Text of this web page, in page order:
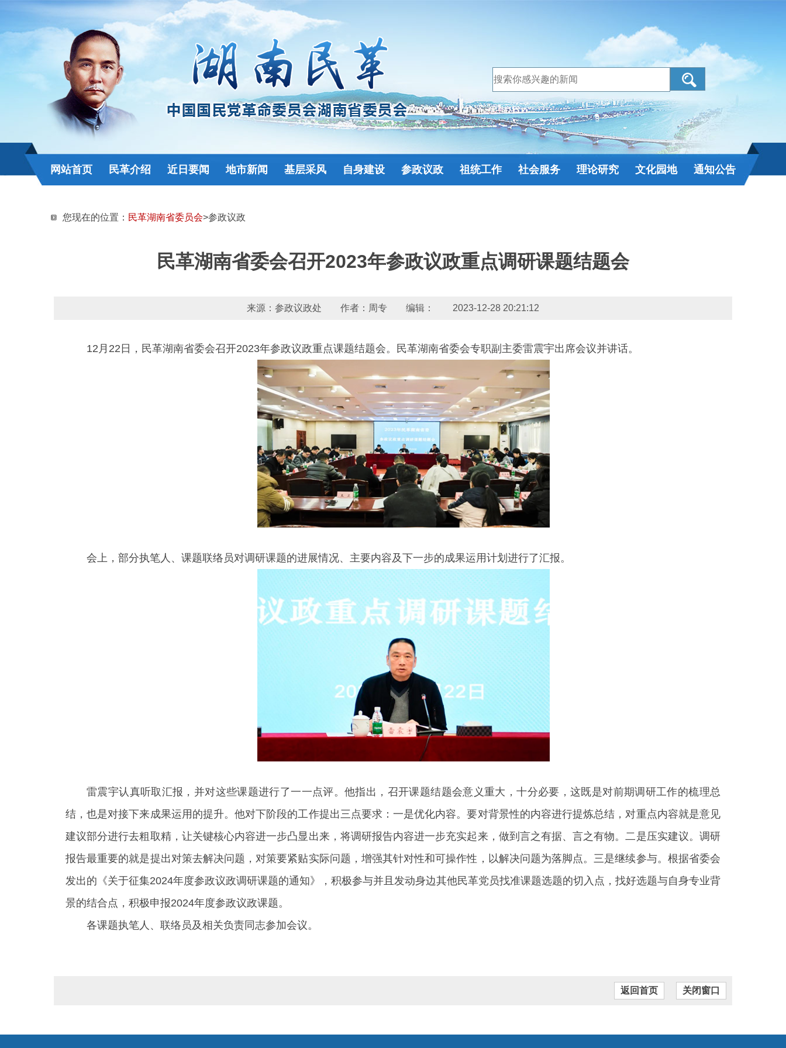
网站首页 民革介绍 近日要闻 地市新闻 基层采风 自身建设 参政议政 祖统工作 社会服务 理论研究 文化园地 通知公告
您现在的位置： 民革湖南省委员会>参政议政
民革湖南省委会召开2023年参政议政重点调研课题结题会
来源：参政议政处 作者：周专 编辑： 2023-12-28 20:21:12
12月22日，民革湖南省委会召开2023年参政议政重点课题结题会。民革湖南省委会专职副主委雷震宇出席会议并讲话。
会上，部分执笔人、课题联络员对调研课题的进展情况、主要内容及下一步的成果运用计划进行了汇报。
雷震宇认真听取汇报，并对这些课题进行了一一点评。他指出，召开课题结题会意义重大，十分必要，这既是对前期调研工作的梳理总
结，也是对接下来成果运用的提升。他对下阶段的工作提出三点要求：一是优化内容。要对背景性的内容进行提炼总结，对重点内容就是意见
建议部分进行去粗取精，让关键核心内容进一步凸显出来，将调研报告内容进一步充实起来，做到言之有据、言之有物。二是压实建议。调研
报告最重要的就是提出对策去解决问题，对策要紧贴实际问题，增强其针对性和可操作性，以解决问题为落脚点。三是继续参与。根据省委会
发出的《关于征集2024年度参政议政调研课题的通知》，积极参与并且发动身边其他民革党员找准课题选题的切入点，找好选题与自身专业背
景的结合点，积极申报2024年度参政议政课题。
各课题执笔人、联络员及相关负责同志参加会议。
关闭窗口
返回首页